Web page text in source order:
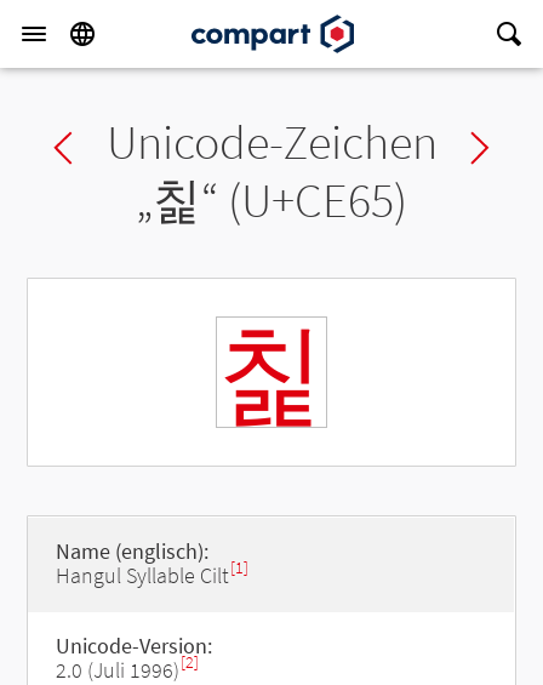
Previous char
Unicode-Zeichen
„칥“ (U+CE65)
칥
Name (englisch):
Hangul Syllable Cilt[1]
Unicode-Version:
2.0 (Juli 1996)[2]